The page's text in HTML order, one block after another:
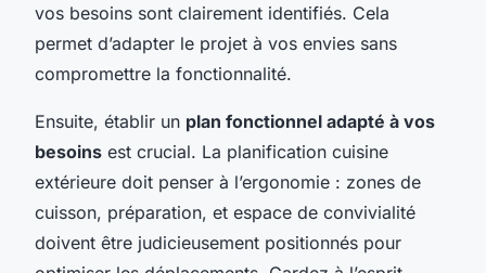
vos besoins sont clairement identifiés. Cela
permet d’adapter le projet à vos envies sans
compromettre la fonctionnalité.
Ensuite, établir un plan fonctionnel adapté à vos
besoins est crucial. La planification cuisine
extérieure doit penser à l’ergonomie : zones de
cuisson, préparation, et espace de convivialité
doivent être judicieusement positionnés pour